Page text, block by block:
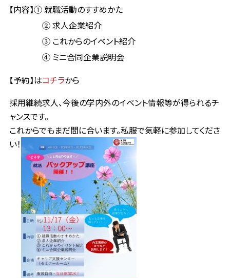
【内容】① 就職活動のすすめかた
② 求人企業紹介
③ これからのイベント紹介
④ ミニ合同企業説明会
【予約】はコチラから
採用継続求人、今後の学内外のイベント情報等が得られるチ
ャンスです。
これからでもまだ間に合います。私服で気軽に参加してくださ
い！